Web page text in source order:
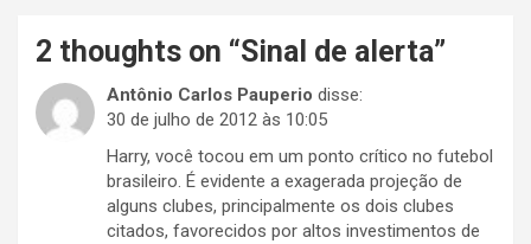
2 thoughts on “Sinal de alerta”
Antônio Carlos Pauperio disse:
30 de julho de 2012 às 10:05
Harry, você tocou em um ponto crítico no futebol
brasileiro. É evidente a exagerada projeção de
alguns clubes, principalmente os dois clubes
citados, favorecidos por altos investimentos de